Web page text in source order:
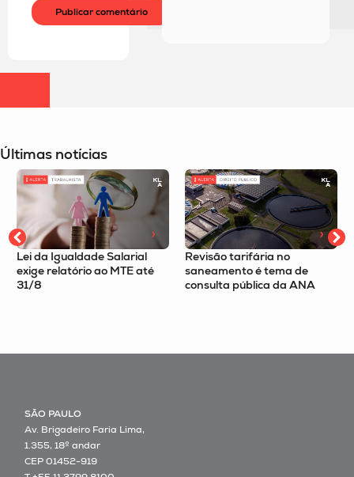
Últimas notícias
até
Revisão tarifária no
saneamento é tema de
Imposto Seletivo é tema
podcast Tax Route com o
sócio Felipe Omori
SÃO PAULO
Av. Brigadeiro Faria Lima,
1.355, 18º andar
CEP 01452-919